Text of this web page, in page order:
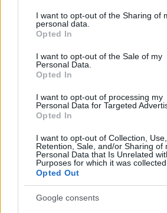
not limited to your visit or usage
grant or deny consent to Google and
use your data for below specified
consent section.
I want to opt-out of the Sharing of
personal data.
Opted In
I want to opt-out of the Sale of my
Personal Data.
Opted In
I want to opt-out of processing my
Personal Data for Targeted
Opted In
I want to opt-out of Collection, Use,
Retention, Sale, and/or Sharing of
Personal Data that Is Unrelated
Purposes for which it was collected.
Opted Out
Google consents
Οικονόμου: Το
αυτοσκοπός –
07/12/2021 -
Κορονοϊός –
ποιούς να
εμβολιασμός